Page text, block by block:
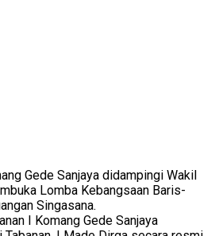
I Komang Gede Sanjaya